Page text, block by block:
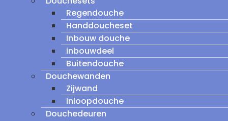
Regendouche
Handdoucheset
Inbouw douche
inbouwdeel
Buitendouche
Douchewanden
Zijwand
Inloopdouche
Douchedeuren